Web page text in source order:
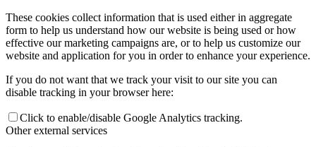
These cookies collect information that is used either in aggregate
form to help us understand how our website is being used or how
effective our marketing campaigns are, or to help us customize our
website and application for you in order to enhance your experience.
If you do not want that we track your visit to our site you can
disable tracking in your browser here:
Click to enable/disable Google Analytics tracking.
Other external services